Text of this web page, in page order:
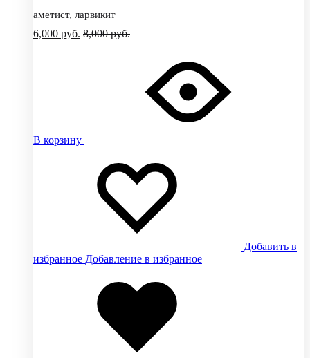
аметист, ларвикит
6,000 руб. 8,000руб.
В корзину
Добавить в
избранное Добавление в избранное